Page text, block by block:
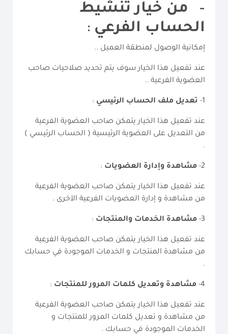
– من خيار تنشيط
الحساب الفرعي:
إمكانية الوصول لمنطقة العميل ..
عند تفعيل هذا الخيار سوف يتم تحديد صلاحيات صاحب
العضوية الفرعية ..
تعديل ملف الحساب الرئيسي:
عند تفعيل هذا الخيار يتمكن صاحب العضوية الفرعية
من التعديل على العضوية الرئيسية ( الحساب الرئيسي )
مشاهدة وإدارة العضويات:
عند تفعيل هذا الخيار يتمكن صاحب العضوية الفرعية
من مشاهدة و إدارة العضويات الفرعية الآخرى .
مشاهدة الخدمات والمنتجات:
عند تفعيل هذا الخيار يتمكن صاحب العضوية الفرعية
من مشاهدة المنتجات و الخدمات الموجودة في حسابك
مشاهدة وتعديل كلمات المرور للمنتجات:
عند تفعيل هذا الخيار يتمكن صاحب العضوية الفرعية
من مشاهدة و تعديل كلمات المرور للمنتجات و
الخدمات الموجودة في حسابك .